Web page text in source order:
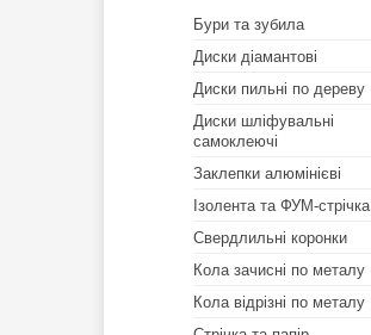
Бури та зубила
Диски діамантові
Диски пильні по дереву
Диски шліфувальні
самоклеючі
Заклепки алюмінієві
Ізолента та ФУМ-стрічка
Свердлильні коронки
Кола зачисні по металу
Кола відрізні по металу